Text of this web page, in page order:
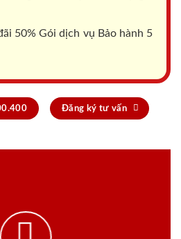
50% Gói dịch vụ Bảo hành 5
Đăng ký tư vấn